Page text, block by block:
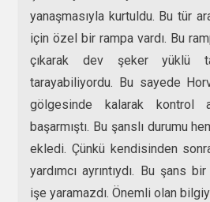
yanaşmasıyla kurtuldu. Bu tür
için özel bir rampa vardı. Bu
çıkarak dev şeker yüklü
tarayabiliyordu. Bu sayede
gölgesinde kalarak kontrol
başarmıştı. Bu şanslı durumu
ekledi. Çünkü kendisinden
yardımcı ayrıntıydı. Bu şans
işe yaramazdı. Önemli olan